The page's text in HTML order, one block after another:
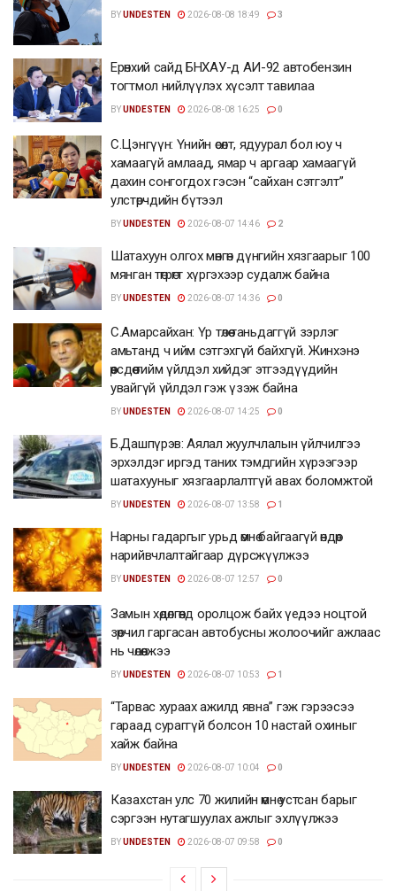
BYUNDESTEN 2026-08-08 18:49 3
Ерөнхий сайд БНХАУ-д АИ-92 автобензин
тогтмол нийлүүлэх хүсэлт тавилаа
BYUNDESTEN 2026-08-08 16:25 0
С.Цэнгүүн: Үнийн өсөлт, ядуурал бол юу ч
хамаагүй амлаад, ямар ч аргаар хамаагүй
дахин сонгогдох гэсэн “сайхан сэтгэлт”
улстөрчдийн бүтээл
BYUNDESTEN 2026-08-07 14:46 2
Шатахуун олгох мөнгөн дүнгийн хязгаарыг 100
мянган төгрөгт хүргэхээр судалж байна
BYUNDESTEN 2026-08-07 14:36 0
С.Амарсайхан: Үр төлөө таньдаггүй зэрлэг
амьтанд ч ийм сэтгэхгүй байхгүй. Жинхэнэ
өөрсдөө тийм үйлдэл хийдэг этгээдүүдийн
увайгүй үйлдэл гэж үзэж байна
BYUNDESTEN 2026-08-07 14:25 0
Б.Дашпүрэв: Аялал жуулчлалын үйлчилгээ
эрхэлдэг иргэд таних тэмдгийн хүрээгээр
шатахууныг хязгаарлалтгүй авах боломжтой
BYUNDESTEN 2026-08-07 13:58 1
Нарны гадаргыг урьд өмнө байгаагүй өндөр
нарийвчлалтайгаар дүрсжүүлжээ
BYUNDESTEN 2026-08-07 12:57 0
Замын хөдөлгөөнд оролцож байх үедээ ноцтой
зөрчил гаргасан автобусны жолоочийг ажлаас
нь чөлөөлжээ
BYUNDESTEN 2026-08-07 10:53 1
“Тарвас хураах ажилд явна” гэж гэрээсээ
гараад сураггүй болсон 10 настай охиныг
хайж байна
BYUNDESTEN 2026-08-07 10:04 0
Казахстан улс 70 жилийн өмнө устсан барыг
сэргээн нутагшуулах ажлыг эхлүүлжээ
BYUNDESTEN 2026-08-07 09:58 0